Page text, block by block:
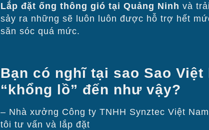
Lắp đặt ống thông gió tại Quảng Ninh và
sảy ra những sẽ luôn luôn được hỗ trợ hết
săn sóc quá mức.
Bạn có nghĩ tại sao Sao
“khổng lồ” đến như vậy?
– Nhà xưởng Công ty TNHH Synztec Việt
tôi tư vấn và lắp đặt